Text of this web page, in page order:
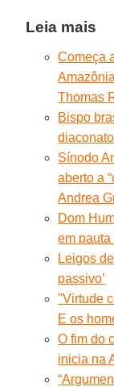
Leia mais
Começa
Thomas
Bispo
Sínodo
aberto a
Andrea
Dom
em
Leigos
passivo’
''Virtude
E os
O fim do
inicia na